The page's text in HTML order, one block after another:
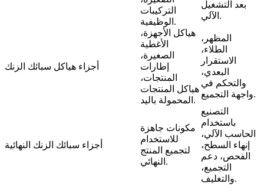
التركيبات
الوظيفية.
بعد التشغيل
الآلي.
أجزاء هياكل سبائك الزنك
هياكل الأجهزة،
الأغطية
الصغيرة،
إطارات
المنتجات،
هياكل المنتجات
المحمولة باليد.
المظهر،
الطلاء،
الاستقرار
البعدي،
والتحكم في
واجهة التجميع.
أجزاء سبائك الزنك النهائية
مكونات جاهزة
للاستخدام
لتجميع المنتج
النهائي.
التصنيع
باستخدام
الحاسب الآلي،
إنهاء السطح،
الفحص، دعم
التجميع،
والتغليف.